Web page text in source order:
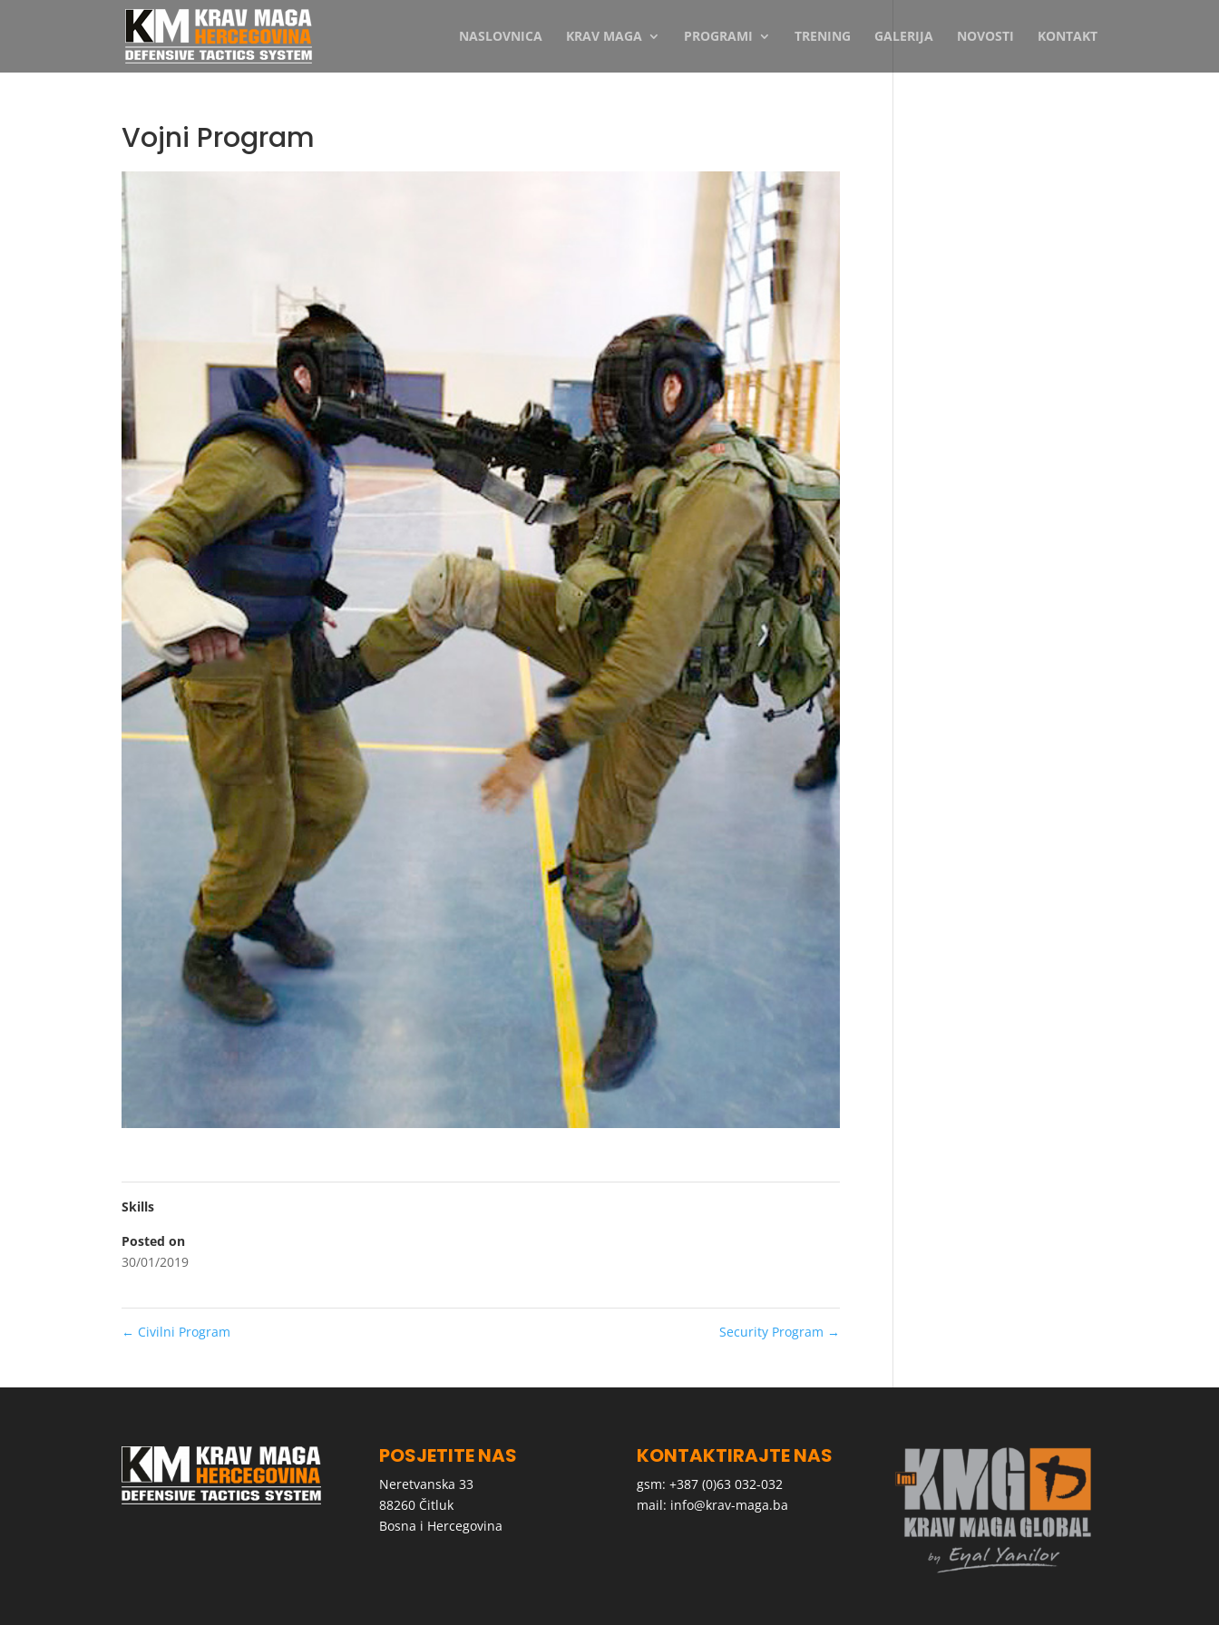
NASLOVNICA KRAV MAGA PROGRAMI TRENING GALERIJA NOVOSTI KONTAKT
Vojni Program
Skills
Posted on
30/01/2019
← Civilni Program Security Program →
POSJETITE NAS
Neretvanska 33
88260 Čitluk
Bosna i Hercegovina
KONTAKTIRAJTE NAS
gsm: +387 (0)63 032-032
mail: info@krav-maga.ba